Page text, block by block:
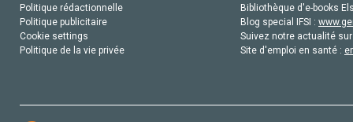
Politique rédactionnelle
Politique publicitaire
Cookie settings
Politique de la vie privée
Bibliothèque d'e-books
Blog special IFSI :
Suivez notre actualité
Site d'emploi en santé :